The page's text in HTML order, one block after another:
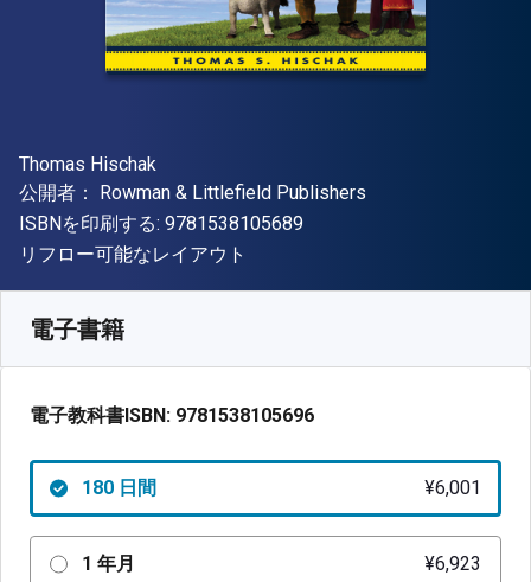
著者
Thomas Hischak
出版社
公開者： Rowman & Littlefield Publishers
ISBNを印刷する: 9781538105689"ISBN-13 9781538105689"
形式
リフロー可能なレイアウト
電子書籍
電子教科書ISBN: 9781538105696
180 日間 ¥6,001
1 年月 ¥6,923